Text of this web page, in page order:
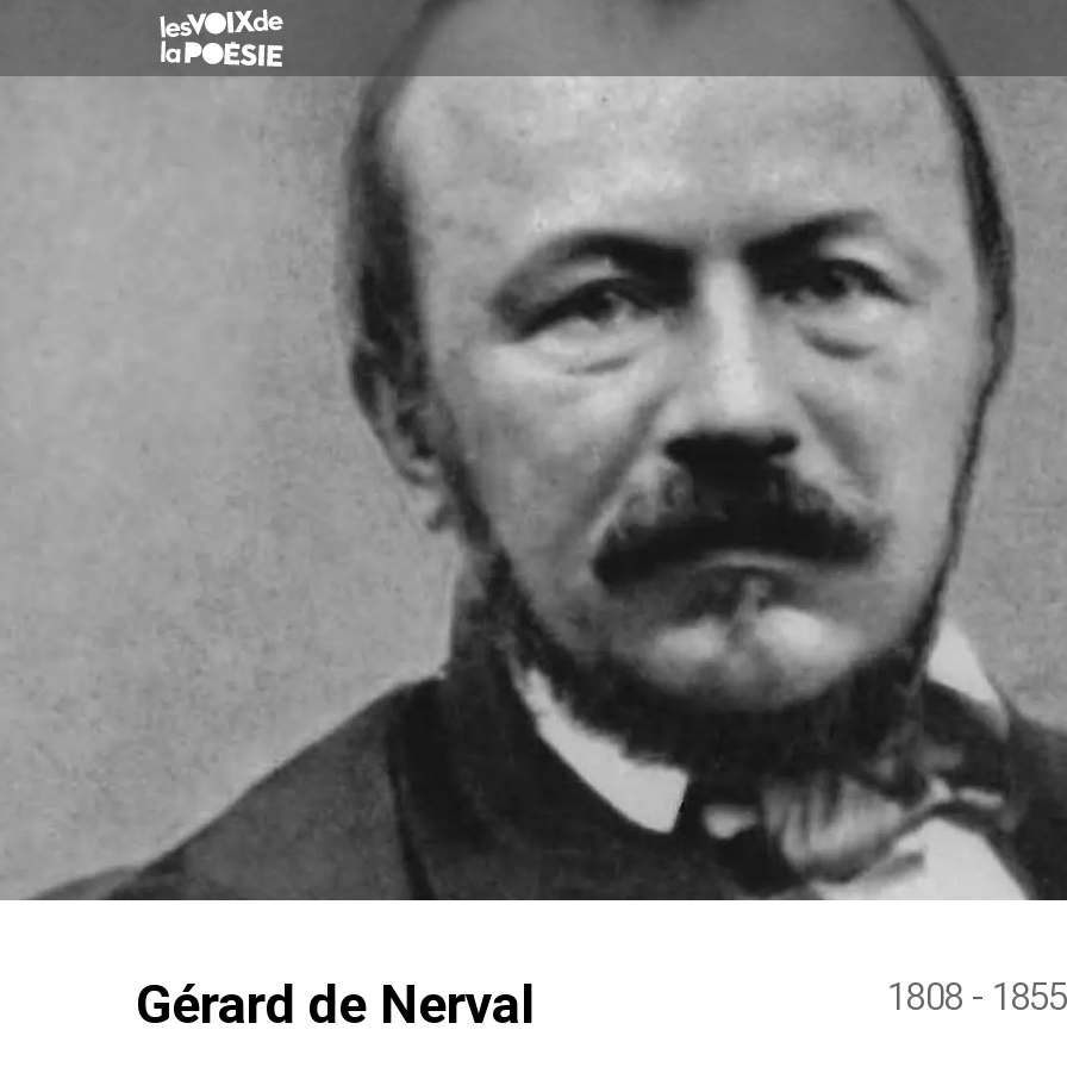
Aller au contenu principal
Gérard de Nerval 1808 - 1855